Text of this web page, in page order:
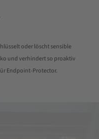
oder löscht sensible
und verhindert so proaktiv
Endpoint-Protector.